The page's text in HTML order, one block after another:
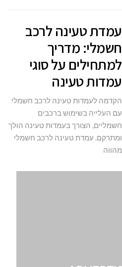
עמדת טעינה לרכב
חשמלי: מדריך
למתחילים על סוגי
עמדות טעינה
הקדמה לעמדות טעינה לרכב חשמלי
עם העלייה בשימוש ברכבים
חשמליים, הצורך בעמדות טעינה הולך
ומתרקם. עמדת טעינה לרכב חשמלי
מהווה